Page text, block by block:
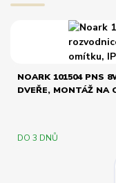
NOARK 101504 PNS
DVEŘE, MONTÁŽ NA
DO 3 DNŮ